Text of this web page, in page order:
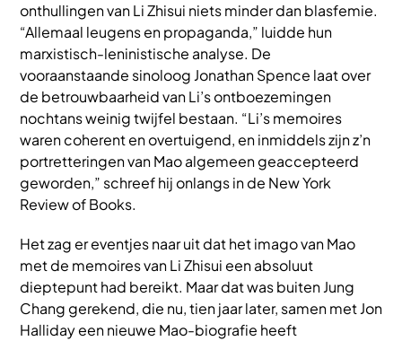
onthullingen van Li Zhisui niets minder dan blasfemie.
“Allemaal leugens en propaganda,” luidde hun
marxistisch-leninistische analyse. De
vooraanstaande sinoloog Jonathan Spence laat over
de betrouwbaarheid van Li’s ontboezemingen
nochtans weinig twijfel bestaan. “Li’s memoires
waren coherent en overtuigend, en inmiddels zijn z’n
portretteringen van Mao algemeen geaccepteerd
geworden,” schreef hij onlangs in de New York
Review of Books.
Het zag er eventjes naar uit dat het imago van Mao
met de memoires van Li Zhisui een absoluut
dieptepunt had bereikt. Maar dat was buiten Jung
Chang gerekend, die nu, tien jaar later, samen met Jon
Halliday een nieuwe Mao-biografie heeft